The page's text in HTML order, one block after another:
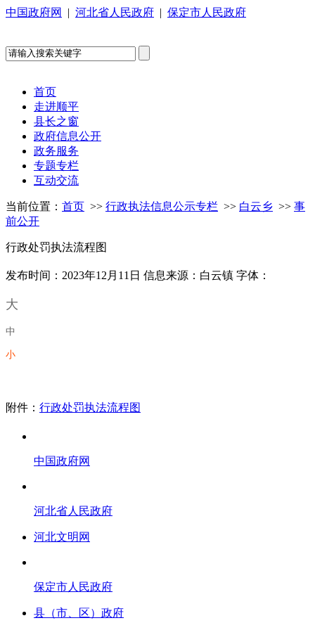
中国政府网 | 河北省人民政府 | 保定市人民政府
首页
走进顺平
县长之窗
政府信息公开
政务服务
专题专栏
互动交流
当前位置： 首页 >> 行政执法信息公示专栏 >> 白云乡 >> 事
前公开
行政处罚执法流程图
发布时间：2023年12月11日 信息来源：白云镇 字体：
大
中
小
附件： 行政处罚执法流程图
中国政府网
河北省人民政府
河北文明网
保定市人民政府
县（市、区）政府